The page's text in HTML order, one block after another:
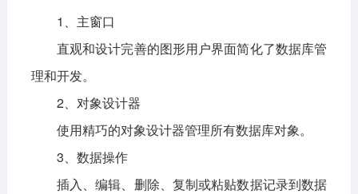
1、主窗口
直观和设计完善的图形用户界面简化了数据库管
理和开发。
2、对象设计器
使用精巧的对象设计器管理所有数据库对象。
3、数据操作
插入、编辑、删除、复制或粘贴数据记录到数据